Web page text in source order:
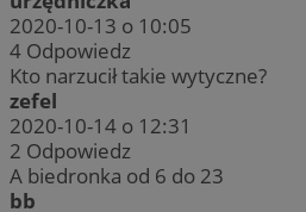
2020-10-13 o 10:05
4 Odpowiedz
Kto narzucił takie wytyczne?
zefel
2020-10-14 o 12:31
2 Odpowiedz
A biedronka od 6 do 23
bb